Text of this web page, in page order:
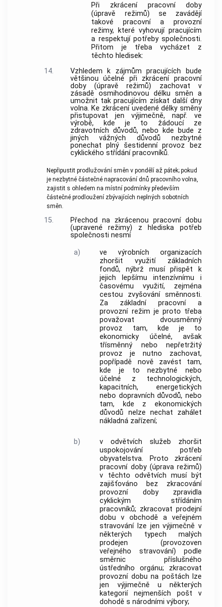
Při zkrácení pracovní doby
(úpravě režimů) se zavádějí
takové pracovní a provozní
režimy, které vyhovují pracujícím
a respektují potřeby společnosti.
Přitom je třeba vycházet z
těchto hledisek:
14.
Vzhledem k zájmům pracujících bude
většinou účelné při zkrácení pracovní
doby (úpravě režimů) zachovat v
zásadě osmihodinovou délku směn a
umožnit tak pracujícím získat další dny
volna. Ke zkrácení uvedené délky směny
přistupovat jen výjimečně, např. ve
výrobě, kde je to žádoucí ze
zdravotních důvodů, nebo kde bude z
jiných vážných důvodů nezbytné
ponechat plný šestidenní provoz bez
cyklického střídání pracovníků.
Nepřipustit prodlužování směn v pondělí až pátek; pokud
je nezbytné částečné napracování dnů pracovního volna,
zajistit s ohledem na místní podmínky především
částečné prodloužení zbývajících neplných sobotních
směn.
15.
Přechod na zkrácenou pracovní dobu
(upravené režimy) z hlediska potřeb
společnosti nesmí
a)
ve výrobních organizacích
zhoršit využití základních
fondů, nýbrž musí přispět k
jejich lepšímu intenzívnímu i
časovému využití, zejména
cestou zvyšování směnnosti.
Za základní pracovní a
provozní režim je proto třeba
považovat dvousměnný
provoz tam, kde je to
ekonomicky účelné, avšak
třísměnný nebo nepřetržitý
provoz je nutno zachovat,
popřípadě nově zavést tam,
kde je to nezbytné nebo
účelné z technologických,
kapacitních, energetických
nebo dopravních důvodů, nebo
tam, kde z ekonomických
důvodů nelze nechat zahálet
nákladná zařízení;
b)
v odvětvích služeb zhoršit
uspokojování potřeb
obyvatelstva. Proto zkrácení
pracovní doby (úprava režimů)
v těchto odvětvích musí být
zajišťováno bez zkracování
provozní doby zpravidla
cyklickým střídáním
pracovníků; zkracovat prodejní
dobu v obchodě a veřejném
stravování lze jen výjimečně v
některých typech malých
prodejen (provozoven
veřejného stravování) podle
směrnic příslušného
ústředního orgánu; zkracovat
provozní dobu na poštách lze
jen výjimečně u některých
kategorií nejmenších pošt v
dohodě s národními výbory;